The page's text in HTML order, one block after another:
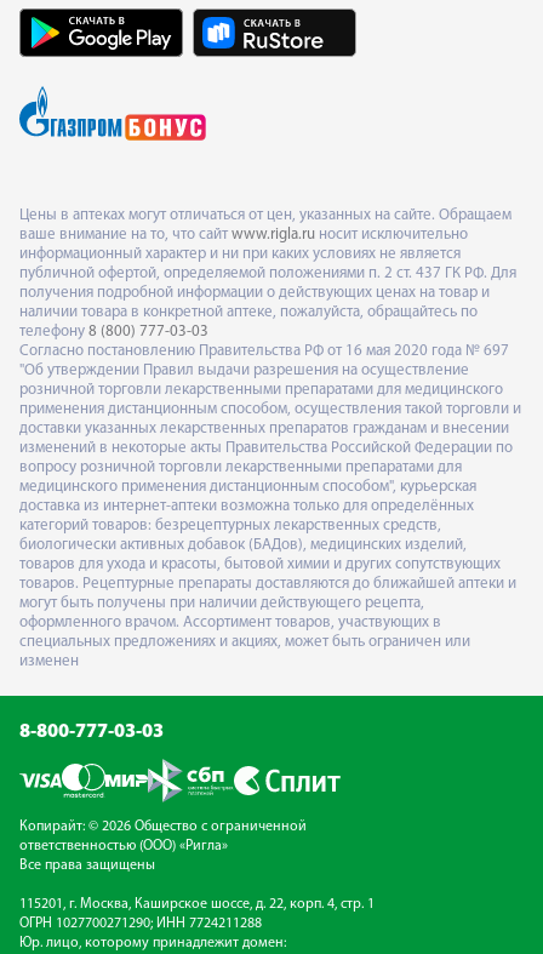
Цены в аптеках могут отличаться от цен, указанных на сайте. Обращаем
ваше внимание на то, что сайт www.rigla.ru носит исключительно
информационный характер и ни при каких условиях не является
публичной офертой, определяемой положениями п. 2 ст. 437 ГК РФ. Для
получения подробной информации о действующих ценах на товар и
наличии товара в конкретной аптеке, пожалуйста, обращайтесь по
телефону 8 (800) 777-03-03
Согласно постановлению Правительства РФ от 16 мая 2020 года № 697
"Об утверждении Правил выдачи разрешения на осуществление
розничной торговли лекарственными препаратами для медицинского
применения дистанционным способом, осуществления такой торговли и
доставки указанных лекарственных препаратов гражданам и внесении
изменений в некоторые акты Правительства Российской Федерации по
вопросу розничной торговли лекарственными препаратами для
медицинского применения дистанционным способом", курьерская
доставка из интернет-аптеки возможна только для определённых
категорий товаров: безрецептурных лекарственных средств,
биологически активных добавок (БАДов), медицинских изделий,
товаров для ухода и красоты, бытовой химии и других сопутствующих
товаров. Рецептурные препараты доставляются до ближайшей аптеки и
могут быть получены при наличии действующего рецепта,
оформленного врачом. Ассортимент товаров, участвующих в
специальных предложениях и акциях, может быть ограничен или
изменен
8-800-777-03-03
Копирайт: © 2026 Общество с ограниченной
ответственностью (ООО) «Ригла»
Все права защищены
115201, г. Москва, Каширское шоссе, д. 22, корп. 4, стр. 1
ОГРН 1027700271290; ИНН 7724211288
Юр. лицо, которому принадлежит домен: